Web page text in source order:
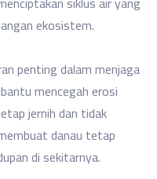
ekosistem.
penting dalam menjaga
mencegah erosi
jernih dan tidak
danau tetap
di sekitarnya.